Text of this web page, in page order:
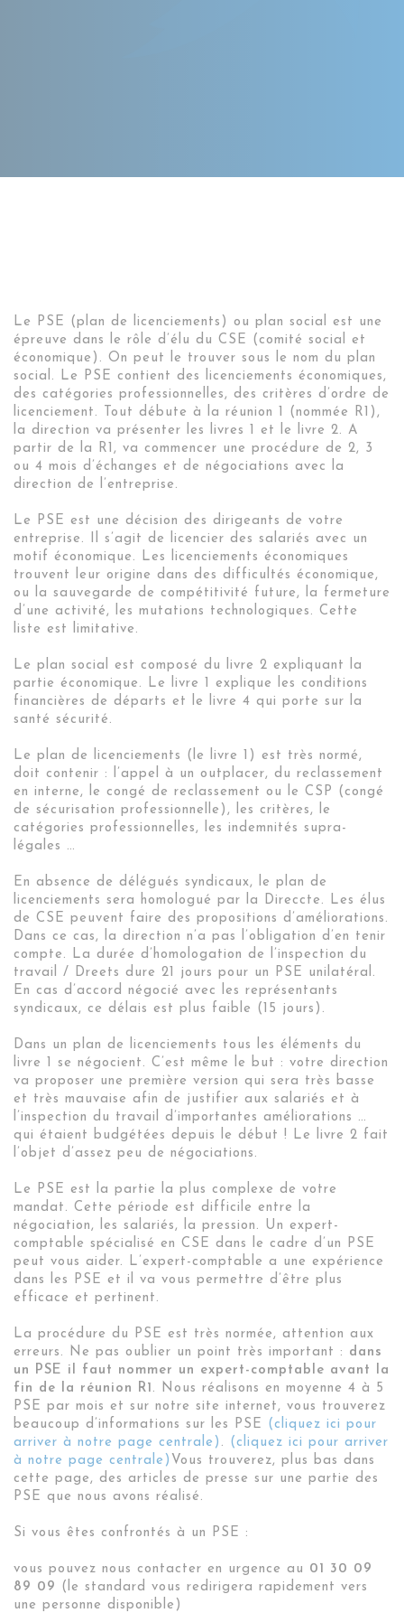
Le PSE (plan de licenciements) ou plan social est une
épreuve dans le rôle d’élu du CSE (comité social et
économique). On peut le trouver sous le nom du plan
social. Le PSE contient des licenciements économiques,
des catégories professionnelles, des critères d’ordre de
licenciement. Tout débute à la réunion 1 (nommée R1),
la direction va présenter les livres 1 et le livre 2. A
partir de la R1, va commencer une procédure de 2, 3
ou 4 mois d’échanges et de négociations avec la
direction de l’entreprise.
Le PSE est une décision des dirigeants de votre
entreprise. Il s’agit de licencier des salariés avec un
motif économique. Les licenciements économiques
trouvent leur origine dans des difficultés économique,
ou la sauvegarde de compétitivité future, la fermeture
d’une activité, les mutations technologiques. Cette
liste est limitative.
Le plan social est composé du livre 2 expliquant la
partie économique. Le livre 1 explique les conditions
financières de départs et le livre 4 qui porte sur la
santé sécurité.
Le plan de licenciements (le livre 1) est très normé,
doit contenir : l’appel à un outplacer, du reclassement
en interne, le congé de reclassement ou le CSP (congé
de sécurisation professionnelle), les critères, le
catégories professionnelles, les indemnités supra-
légales …
En absence de délégués syndicaux, le plan de
licenciements sera homologué par la Direccte. Les élus
de CSE peuvent faire des propositions d’améliorations.
Dans ce cas, la direction n’a pas l’obligation d’en tenir
compte. La durée d’homologation de l’inspection du
travail / Dreets dure 21 jours pour un PSE unilatéral.
En cas d’accord négocié avec les représentants
syndicaux, ce délais est plus faible (15 jours).
Dans un plan de licenciements tous les éléments du
livre 1 se négocient. C’est même le but : votre direction
va proposer une première version qui sera très basse
et très mauvaise afin de justifier aux salariés et à
l’inspection du travail d’importantes améliorations …
qui étaient budgétées depuis le début ! Le livre 2 fait
l’objet d’assez peu de négociations.
Le PSE est la partie la plus complexe de votre
mandat. Cette période est difficile entre la
négociation, les salariés, la pression. Un expert-
comptable spécialisé en CSE dans le cadre d’un PSE
peut vous aider. L’expert-comptable a une expérience
dans les PSE et il va vous permettre d’être plus
efficace et pertinent.
La procédure du PSE est très normée, attention aux
erreurs. Ne pas oublier un point très important : dans
un PSE il faut nommer un expert-comptable avant la
fin de la réunion R1 . Nous réalisons en moyenne 4 à 5
PSE par mois et sur notre site internet, vous trouverez
beaucoup d’informations sur les PSE (cliquez ici pour
arriver à notre page centrale) . (cliquez ici pour arriver
à notre page centrale) Vous trouverez, plus bas dans
cette page, des articles de presse sur une partie des
PSE que nous avons réalisé.
Si vous êtes confrontés à un PSE :
vous pouvez nous contacter en urgence au 01 30 09
89 09 (le standard vous redirigera rapidement vers
une personne disponible)